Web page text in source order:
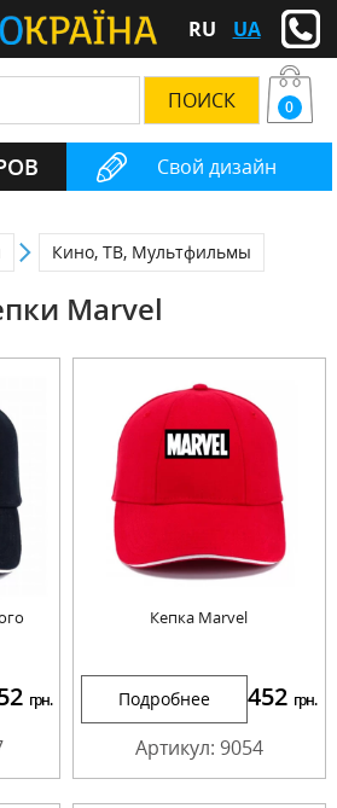
RU UA
Свой дизайн
0
Кино, ТВ, Мультфильмы
Marvel
грн.
Кепка Marvel
Подробнее 452 грн.
Артикул: 9054